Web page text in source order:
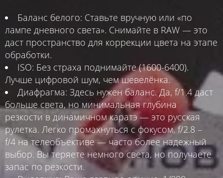
Баланс белого: Ставьте вручную или «по
лампе дневного света». Снимайте в RAW — это
даст пространство для коррекции цвета на этапе
обработки.
ISO: Без страха поднимайте (1600-6400).
Лучше цифровой шум, чем шевелёнка.
Диафрагма: Здесь нужен баланс. Да, f/1.4 даст
больше света, но минимальная глубина
резкости в динамичном каратэ — это русская
рулетка. Легко промахнуться с фокусом. f/2.8 –
f/4 на телеобъективе — часто более надежный
выбор. Вы теряете немного света, но получаете
запас по резкости.